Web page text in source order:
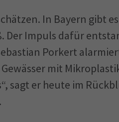
In Bayern gibt
Der Impuls dafür
Porkert
mit
sagt er heute im